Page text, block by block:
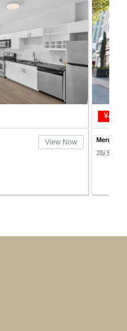
View Now
Mercury
2臥室/2浴